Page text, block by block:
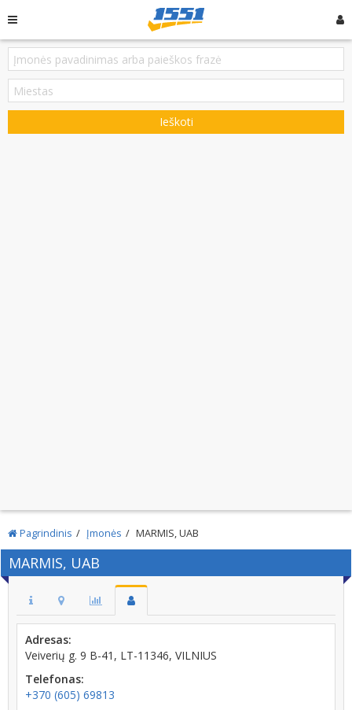
Ieškoti
Pagrindinis Įmonės MARMIS, UAB
MARMIS, UAB
Adresas:
Veiverių g. 9 B-41, LT-11346, VILNIUS
Telefonas:
+370 (605) 69813